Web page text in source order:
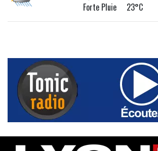
Forte Pluie 23°C